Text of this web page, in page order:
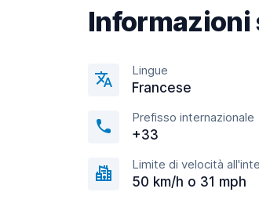
Informazioni
Lingue
Francese
Prefisso internazionale
+33
Limite di velocità
50 km/h o 31 mph